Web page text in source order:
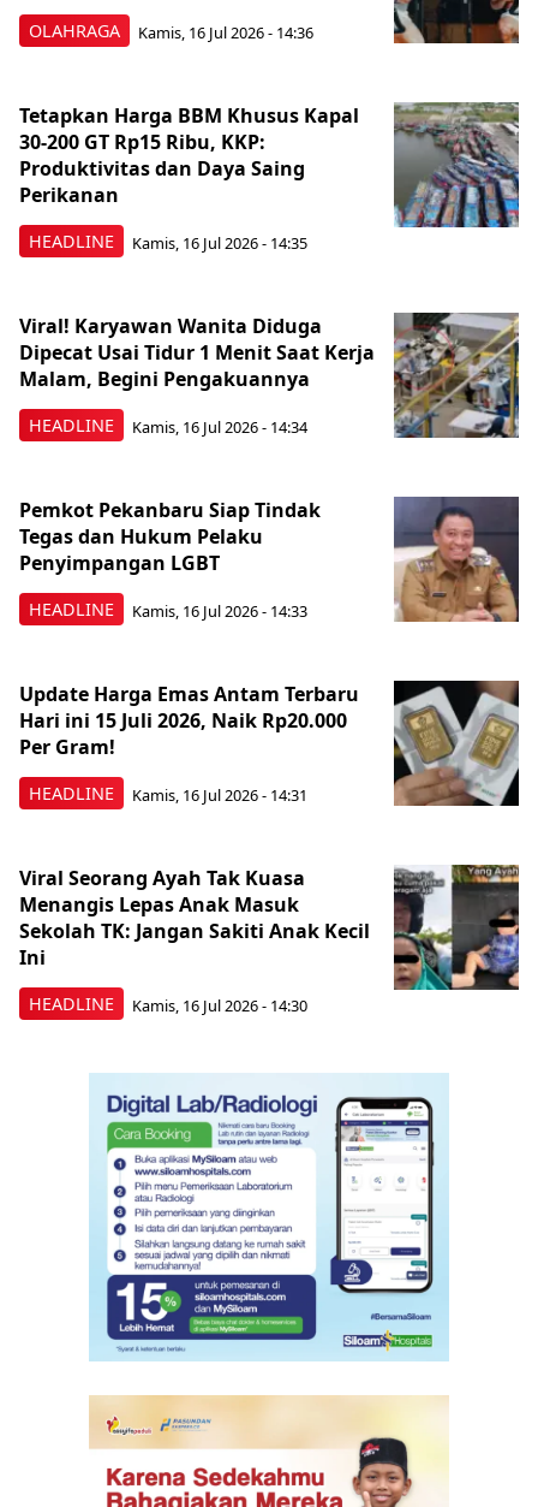
OLAHRAGA Kamis, 16 Jul 2026 - 14:36
HEADLINE
Tetapkan Harga BBM Khusus Kapal
30-200 GT Rp15 Ribu, KKP:
Produktivitas dan Daya Saing
Perikanan
Kamis, 16 Jul 2026 - 14:35
HEADLINE
Viral! Karyawan Wanita Diduga
Dipecat Usai Tidur 1 Menit Saat Kerja
Malam, Begini Pengakuannya
Kamis, 16 Jul 2026 - 14:34
HEADLINE
Pemkot Pekanbaru Siap Tindak
Tegas dan Hukum Pelaku
Penyimpangan LGBT
Kamis, 16 Jul 2026 - 14:33
HEADLINE
Update Harga Emas Antam Terbaru
Hari ini 15 Juli 2026, Naik Rp20.000
Per Gram!
Kamis, 16 Jul 2026 - 14:31
HEADLINE
Viral Seorang Ayah Tak Kuasa
Menangis Lepas Anak Masuk
Sekolah TK: Jangan Sakiti Anak Kecil
Ini
Kamis, 16 Jul 2026 - 14:30